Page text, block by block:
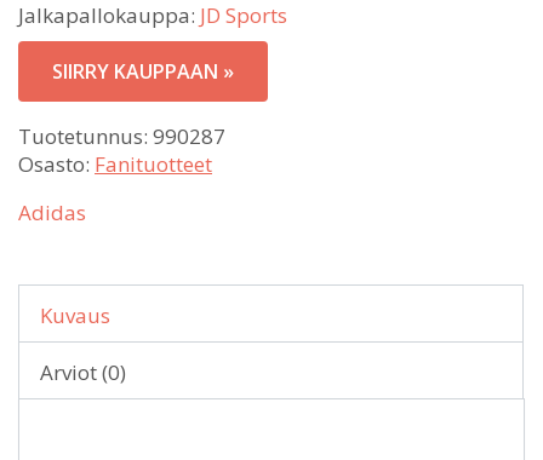
Jalkapallokauppa: JD Sports
SIIRRY KAUPPAAN »
Tuotetunnus: 990287
Osasto: Fanituotteet
Adidas
Kuvaus
Arviot (0)